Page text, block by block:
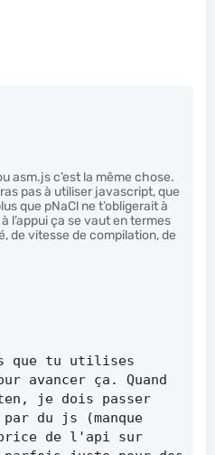
asm.js c’est la même chose.
pas à utiliser javascript, que
que pNaCl ne t’obligerait à
l’appui ça se vaut en termes
de vitesse de compilation, de
que tu utilises
avancer ça. Quand
je dois passer
du js (manque
de l'api sur